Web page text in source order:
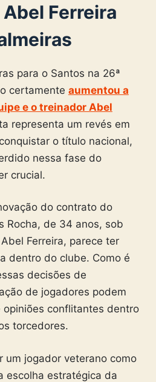
Ferreira
para o Santos na 26ª
certamente aumentou a
e o treinador Abel
representa um revés em
o título nacional,
nessa fase do
crucial.
do contrato do
Rocha, de 34 anos, sob
Ferreira, parece ter
dentro do clube. Como é
decisões de
de jogadores podem
opiniões conflitantes dentro
torcedores.
um jogador veterano como
escolha estratégica da